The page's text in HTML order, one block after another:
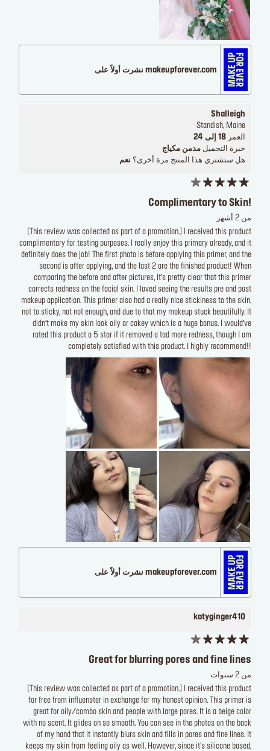
makeupforever.com نشرت أولاً على
Shalleigh
Standish, Maine
العمر 18 إلى 24
خبرة التجميل مدمن مكياج
هل ستشتري هذا المنتج مرة أخرى؟ نعم
Complimentary to Skin!
من 2 أشهر
[This review was collected as part of a promotion.] I received this product
complimentary for testing purposes. I really enjoy this primary already, and it
definitely does the job! The first photo is before applying this primer, and the
second is after applying, and the last 2 are the finished product! When
comparing the before and after pictures, it’s pretty clear that this primer
corrects redness on the facial skin. I loved seeing the results pre and post
makeup application. This primer also had a really nice stickiness to the skin,
not to sticky, not not enough, and due to that my makeup stuck beautifully. It
didn’t make my skin look oily or cakey which is a huge bonus. I would’ve
rated this product a 5 star if it removed a tad more redness, though I am
completely satisfied with this product. I highly recommend!!
makeupforever.com نشرت أولاً على
katyginger410
Great for blurring pores and fine lines
من 2 سنوات
[This review was collected as part of a promotion.] I received this product
for free from influenster in exchange for my honest opinion. This primer is
great for oily/combo skin and people with large pores. It is a beige color
with no scent. It glides on so smooth. You can see in the photos on the back
of my hand that it instantly blurs skin and fills in pores and fine lines. It
keeps my skin from feeling oily as well. However, since it’s silicone based,